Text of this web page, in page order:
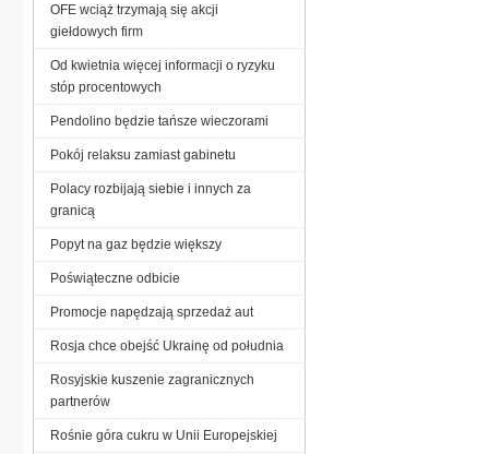
OFE wciąż trzymają się akcji
giełdowych firm
Od kwietnia więcej informacji o ryzyku
stóp procentowych
Pendolino będzie tańsze wieczorami
Pokój relaksu zamiast gabinetu
Polacy rozbijają siebie i innych za
granicą
Popyt na gaz będzie większy
Poświąteczne odbicie
Promocje napędzają sprzedaż aut
Rosja chce obejść Ukrainę od południa
Rosyjskie kuszenie zagranicznych
partnerów
Rośnie góra cukru w Unii Europejskiej